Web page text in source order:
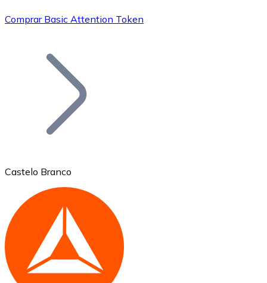
Bitcoin
Ethereum
ETH
Comprar Basic Attention Token
Castelo Branco